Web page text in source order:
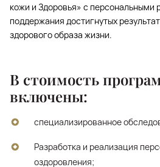
кожи и Здоровья» с персональными
поддержания достигнутых
здорового образа жизни.
В стоимость
включены:
специализированное
Разработка и реализация
оздоровления;